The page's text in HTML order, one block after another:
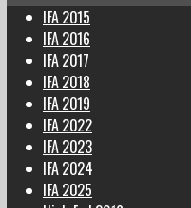
IFA 2015
IFA 2016
IFA 2017
IFA 2018
IFA 2019
IFA 2022
IFA 2023
IFA 2024
IFA 2025